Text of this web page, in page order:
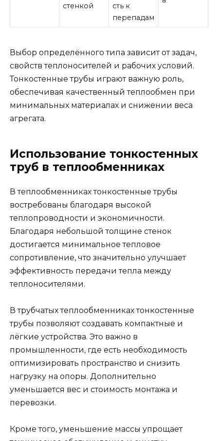
стенкой
сть к
перепадам
Выбор определённого типа зависит от задач,
свойств теплоносителей и рабочих условий.
Тонкостенные трубы играют важную роль,
обеспечивая качественный теплообмен при
минимальных материалах и снижении веса
агрегата.
Использование тонкостенных
труб в теплообменниках
В теплообменниках тонкостенные трубы
востребованы благодаря высокой
теплопроводности и экономичности.
Благодаря небольшой толщине стенок
достигается минимальное тепловое
сопротивление, что значительно улучшает
эффективность передачи тепла между
теплоносителями.
В трубчатых теплообменниках тонкостенные
трубы позволяют создавать компактные и
лёгкие устройства. Это важно в
промышленности, где есть необходимость
оптимизировать пространство и снизить
нагрузку на опоры. Дополнительно
уменьшается вес и стоимость монтажа и
перевозки.
Кроме того, уменьшение массы упрощает